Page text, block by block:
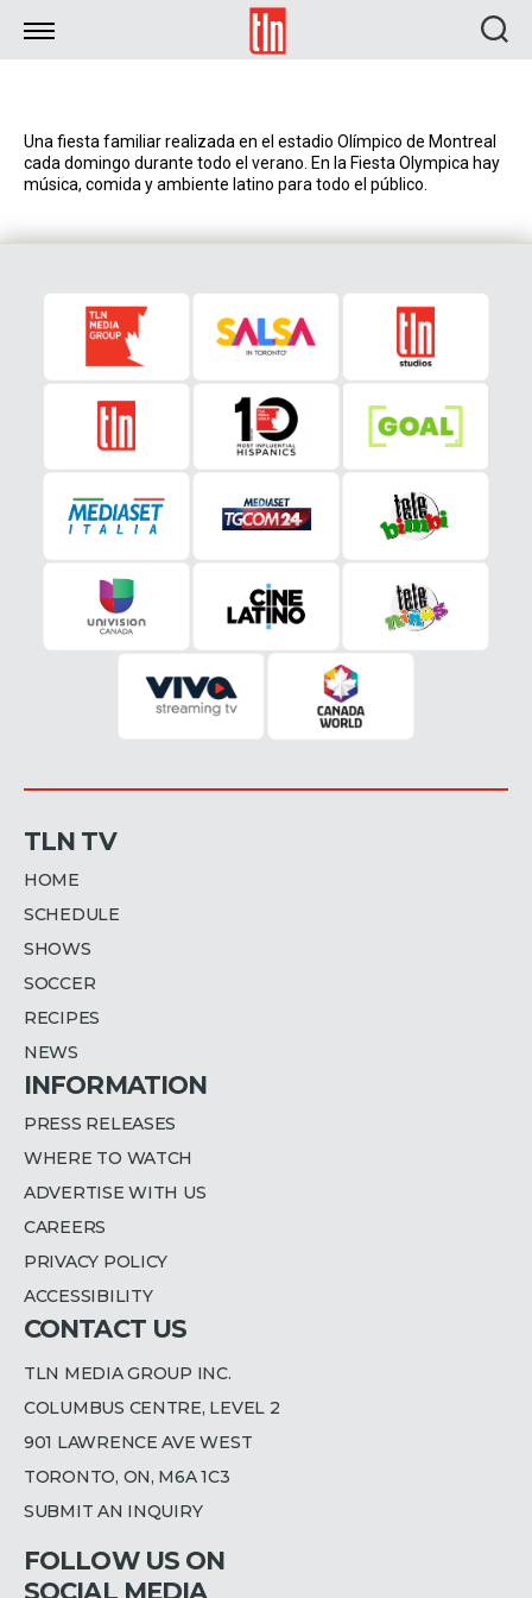
TLN
Una fiesta familiar realizada en el estadio Olímpico de Montreal
cada domingo durante todo el verano. En la Fiesta Olympica hay
música, comida y ambiente latino para todo el público.
TLN TV
HOME
SCHEDULE
SHOWS
SOCCER
RECIPES
NEWS
INFORMATION
PRESS RELEASES
WHERE TO WATCH
ADVERTISE WITH US
CAREERS
PRIVACY POLICY
ACCESSIBILITY
CONTACT US
TLN MEDIA GROUP INC.
COLUMBUS CENTRE, LEVEL 2
901 LAWRENCE AVE WEST
TORONTO, ON, M6A 1C3
SUBMIT AN INQUIRY
FOLLOW US ON
SOCIAL MEDIA